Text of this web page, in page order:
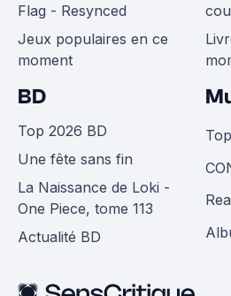
Flag - Resynced
Jeux populaires en ce
moment
BD
Top 2026 BD
Une fête sans fin
La Naissance de Loki -
One Piece, tome 113
Actualité BD